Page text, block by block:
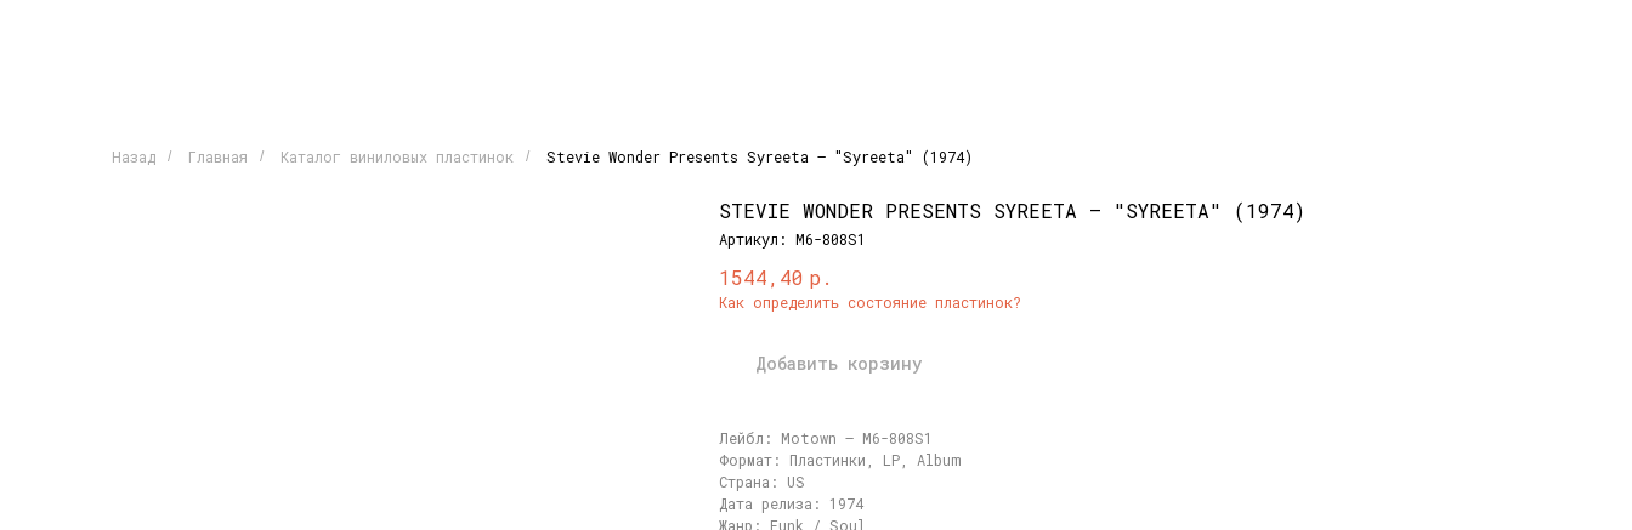
Назад / Главная / Каталог виниловых пластинок / Stevie Wonder Presents Syreeta – "Syreeta" (1974)
STEVIE WONDER PRESENTS SYREETA – "SYREETA" (1974)
Артикул: M6-808S1
1544,40 р.
Как определить состояние пластинок?
Добавить корзину
Лейбл: Motown – M6-808S1
Формат: Пластинки, LP, Album
Страна: US
Дата релиза: 1974
Жанр: Funk / Soul